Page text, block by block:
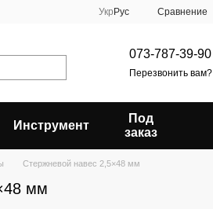
Укр Рус Сравнение
073-787-39-90
Перезвонить вам?
Инструмент
Под
заказ
Стержневой навес 2,5×48 мм
мм